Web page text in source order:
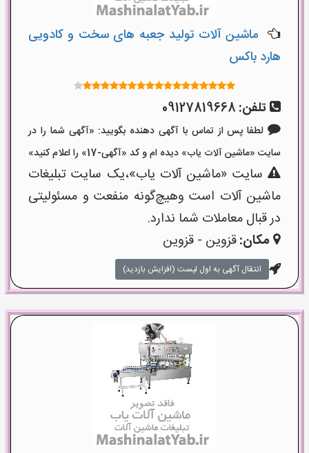
ماشین آلات تولید جعبه های سخت و کادویی
هارد باکس
تلفن: 09127819668
لطفا پس از تماس با آگهی دهنده بگویید: «آگهی شما را در
سایت «ماشین آلات یاب» دیده ام و کد «آگهی-17» را اعلام کنید»
سایت «ماشین آلات یاب»،یک سایت تبلیغات
ماشین آلات است وهیچ‌گونه منفعت و مسئولیتی
در قبال معاملات شما ندارد.
مکان:قزوین - قزوین
انتقال آگهی به اول لیست (افزایش بازدید)